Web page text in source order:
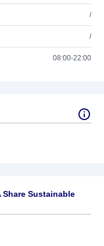
/
/
08:00-22:00
Share Sustainable